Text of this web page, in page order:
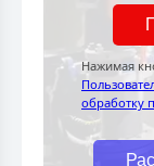
Нажимая
обработку